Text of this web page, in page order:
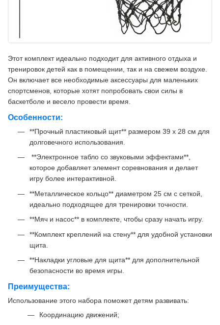
Этот комплект идеально подходит для активного отдыха и
тренировок детей как в помещении, так и на свежем воздухе.
Он включает все необходимые аксессуары для маленьких
спортсменов, которые хотят попробовать свои силы в
баскетболе и весело провести время.
Особенности:
**Прочный пластиковый щит** размером 39 x 28 см для
долговечного использования.
️ **Электронное табло со звуковыми эффектами**,
которое добавляет элемент соревнования и делает
игру более интерактивной.
**Металлическое кольцо** диаметром 25 см с сеткой,
идеально подходящее для тренировки точности.
**Мяч и насос** в комплекте, чтобы сразу начать игру.
**Комплект креплений на стену** для удобной установки
щита.
**Накладки угловые для щита** для дополнительной
безопасности во время игры.
Преимущества:
Использование этого набора поможет детям развивать:
Координацию движений;